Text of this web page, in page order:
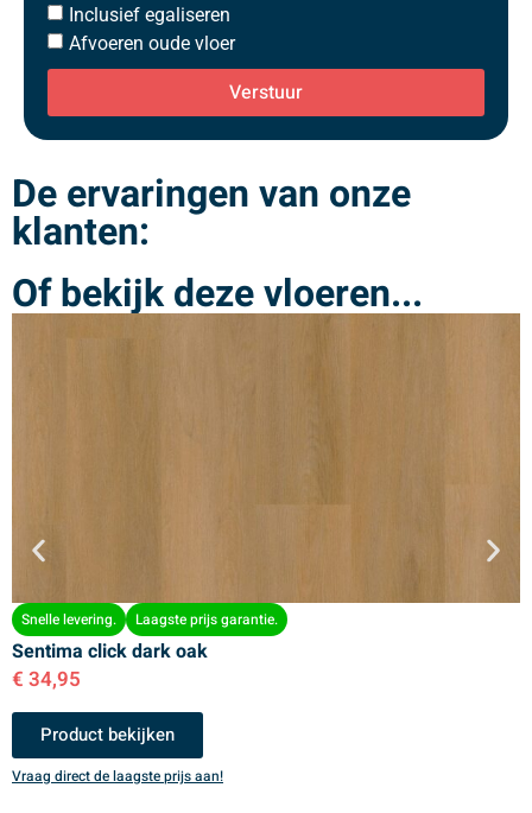
Inclusief egaliseren
Afvoeren oude vloer
Verstuur
De ervaringen van onze
klanten:
Of bekijk deze vloeren...
Snelle levering. Laagste prijs garantie.
Sentima click dark oak
€ 34,95
Product bekijken
Vraag direct de laagste prijs aan!